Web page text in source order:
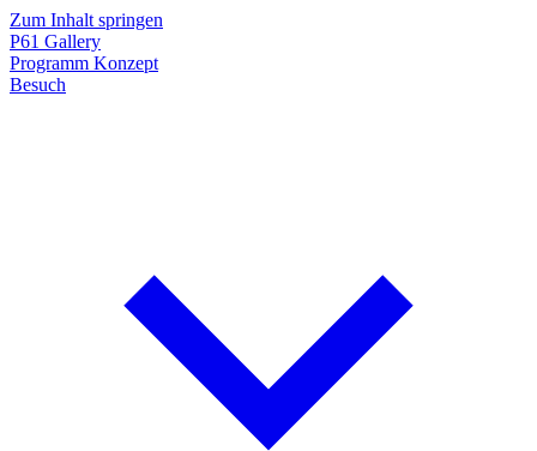
Zum Inhalt springen
P61 Gallery
Programm Konzept
Besuch